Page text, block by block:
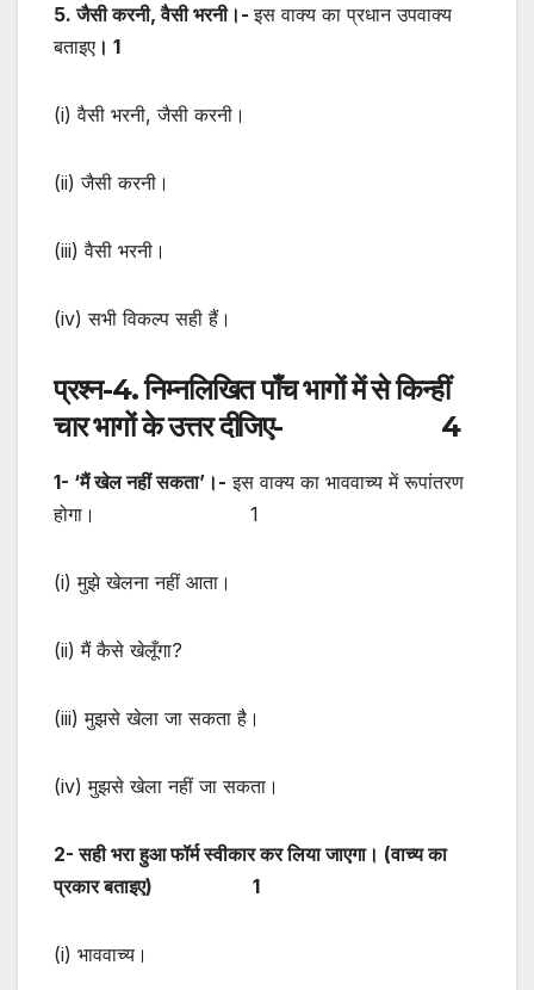
5. जैसी करनी, वैसी भरनी।-इस वाक्य का प्रधान उपवाक्य
बताइए । 1
(i) वैसी भरनी, जैसी करनी।
(ii) जैसी करनी।
(iii) वैसी भरनी।
(iv) सभी विकल्प सही हैं।
प्रश्न-4. निम्नलिखित पाँच भागों में से किन्हीं
चार भागों के उत्तर दीजिए- 4
1- ‘मैं खेल नहीं सकता’।- इस वाक्य का भाववाच्य में रूपांतरण
होगा। 1
(i) मुझे खेलना नहीं आता।
(ii) मैं कैसे खेलूँगा?
(iii) मुझसे खेला जा सकता है।
(iv) मुझसे खेला नहीं जा सकता।
2-सही भरा हुआ फॉर्म स्वीकार कर लिया जाएगा। (वाच्य का
प्रकार बताइए) 1
(i) भाववाच्य।